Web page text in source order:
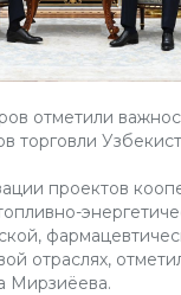
отметили
торговли
проектов
отраслях,
Мирзиёева.